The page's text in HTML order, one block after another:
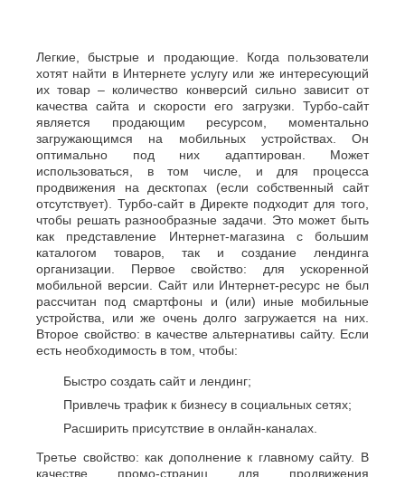
Легкие, быстрые и продающие. Когда пользователи
хотят найти в Интернете услугу или же интересующий
их товар – количество конверсий сильно зависит от
качества сайта и скорости его загрузки. Турбо-сайт
является продающим ресурсом, моментально
загружающимся на мобильных устройствах. Он
оптимально под них адаптирован. Может
использоваться, в том числе, и для процесса
продвижения на десктопах (если собственный сайт
отсутствует). Турбо-сайт в Директе подходит для того,
чтобы решать разнообразные задачи. Это может быть
как представление Интернет-магазина с большим
каталогом товаров, так и создание лендинга
организации. Первое свойство: для ускоренной
мобильной версии. Сайт или Интернет-ресурс не был
рассчитан под смартфоны и (или) иные мобильные
устройства, или же очень долго загружается на них.
Второе свойство: в качестве альтернативы сайту. Если
есть необходимость в том, чтобы:
Быстро создать сайт и лендинг;
Привлечь трафик к бизнесу в социальных сетях;
Расширить присутствие в онлайн-каналах.
Третье свойство: как дополнение к главному сайту. В
качестве промо-страниц для продвижения